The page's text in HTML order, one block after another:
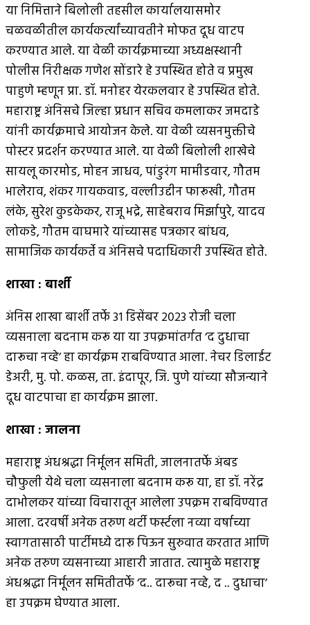
या निमित्ताने बिलोली तहसील कार्यालयासमोर
चळवळीतील कार्यकर्त्यांच्यावतीने मोफत दूध वाटप
करण्यात आले. या वेळी कार्यक्रमाच्या अध्यक्षस्थानी
पोलीस निरीक्षक गणेश सोंडारे हे उपस्थित होते व प्रमुख
पाहुणे म्हणून प्रा. डॉ. मनोहर येरकलवार हे उपस्थित होते.
महाराष्ट्र अंनिसचे जिल्हा प्रधान सचिव कमलाकर जमदाडे
यांनी कार्यक्रमाचे आयोजन केले. या वेळी व्यसनमुक्तीचे
पोस्टर प्रदर्शन करण्यात आले. या वेळी बिलोली शाखेचे
सायलू कारमोड, मोहन जाधव, पांडुरंग मामीडवार, गौतम
भालेराव, शंकर गायकवाड, वल्लीउद्दीन फारूखी, गौतम
लंके, सुरेश कुडकेकर, राजू भद्रे, साहेबराव मिर्झापुरे, यादव
लोकडे, गौतम वाघमारे यांच्यासह पत्रकार बांधव,
सामाजिक कार्यकर्ते व अंनिसचे पदाधिकारी उपस्थित होते.
शाखा : बार्शी
अंनिस शाखा बार्शी तर्फे ३१ डिसेंबर २०२३ रोजी चला
व्यसनाला बदनाम करू या या उपक्रमांतर्गत ‘द दुधाचा
दारूचा नव्हे’ हा कार्यक्रम राबविण्यात आला. नेचर डिलाईट
डेअरी, मु. पो. कळस, ता. इंदापूर, जि. पुणे यांच्या सौजन्याने
दूध वाटपाचा हा कार्यक्रम झाला.
शाखा : जालना
महाराष्ट्र अंधश्रद्धा निर्मूलन समिती, जालनातर्फे अंबड
चौफुली येथे चला व्यसनाला बदनाम करू या, हा डॉ. नरेंद्र
दाभोलकर यांच्या विचारातून आलेला उपक्रम राबविण्यात
आला. दरवर्षी अनेक तरुण थर्टी फर्स्टला नव्या वर्षाच्या
स्वागतासाठी पार्टीमध्ये दारू पिऊन सुरुवात करतात आणि
अनेक तरुण व्यसनाच्या आहारी जातात. त्यामुळे महाराष्ट्र
अंधश्रद्धा निर्मूलन समितीतर्फे ‘द.. दारूचा नव्हे, द .. दुधाचा’
हा उपक्रम घेण्यात आला.